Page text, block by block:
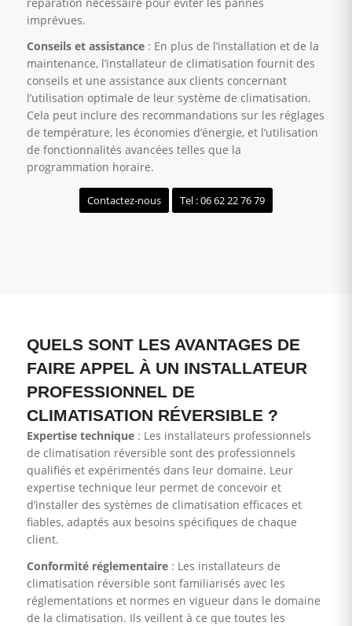
imprévues.
Conseils et assistance: En plus de l’installation et de la
maintenance, l’installateur de climatisation fournit des
conseils et une assistance aux clients concernant
l’utilisation optimale de leur système de climatisation.
Cela peut inclure des recommandations sur les réglages
de température, les économies d’énergie, et l’utilisation
de fonctionnalités avancées telles que la
programmation horaire.
Contactez-nous Tel : 06 62 22 76 79
QUELS SONT LES AVANTAGES DE
FAIRE APPEL À UN INSTALLATEUR
PROFESSIONNEL DE
CLIMATISATION RÉVERSIBLE ?
Expertise technique: Les installateurs professionnels
de climatisation réversible sont des professionnels
qualifiés et expérimentés dans leur domaine. Leur
expertise technique leur permet de concevoir et
d’installer des systèmes de climatisation efficaces et
fiables, adaptés aux besoins spécifiques de chaque
client.
Conformité réglementaire: Les installateurs de
climatisation réversible sont familiarisés avec les
réglementations et normes en vigueur dans le domaine
de la climatisation. Ils veillent à ce que toutes les